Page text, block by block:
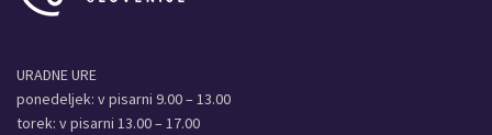
URADNE URE
ponedeljek: v pisarni 9.00 – 13.00
torek: v pisarni 13.00 – 17.00